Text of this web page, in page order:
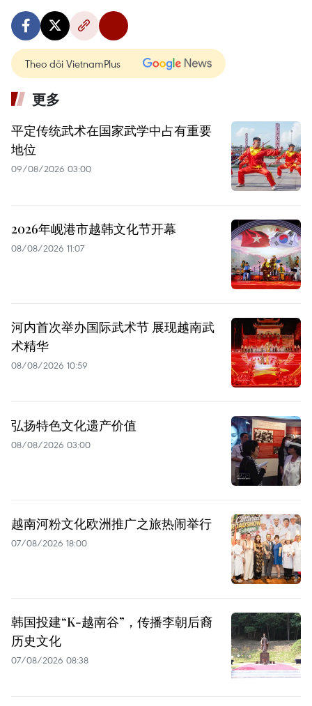
Theo dõi VietnamPlus
更多
平定传统武术在国家武学中占有重要
地位
09/08/2026 03:00
2026年岘港市越韩文化节开幕
08/08/2026 11:07
河内首次举办国际武术节 展现越南武
术精华
08/08/2026 10:59
弘扬特色文化遗产价值
08/08/2026 03:00
越南河粉文化欧洲推广之旅热闹举行
07/08/2026 18:00
韩国投建“K-越南谷”，传播李朝后裔
历史文化
07/08/2026 08:38